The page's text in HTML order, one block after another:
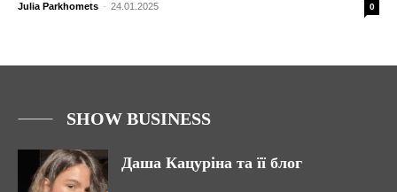
Julia Parkhomets - 24.01.2025 0
SHOW BUSINESS
Даша Кацуріна та її блог